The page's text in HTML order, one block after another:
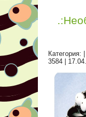
Категория:
3584 |